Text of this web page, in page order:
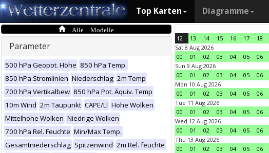
Top Karten Diagramme
Alle Modelle
Parameter
500 hPa Geopot. Höhe 850 hPa Temp.
850 hPa Stromlinien Niederschlag 2m Temp
700 hPa Vertikalbew 850 hPa Pot. Äquiv. Temp
10m Wind 2m Taupunkt CAPE/LI Hohe Wolken
Mittelhohe Wolken Niedrige Wolken
700 hPa Rel. Feuchte Min/Max Temp.
Gesamtniederschlag Spitzenwind 2m Rel. feuchte
12 13 14 15 16 17 18
Sat 8 Aug 2026
00
01 02 03 04 05 06
Sun 9 Aug 2026
00
01 02 03 04 05 06
Mon 10 Aug 2026
00
01 02 03 04 05 06
Tue 11 Aug 2026
00
01 02 03 04 05 06
Wed 12 Aug 2026
00
01 02 03 04 05 06
Thu 13 Aug 2026
00
01 02 03 04 05 06